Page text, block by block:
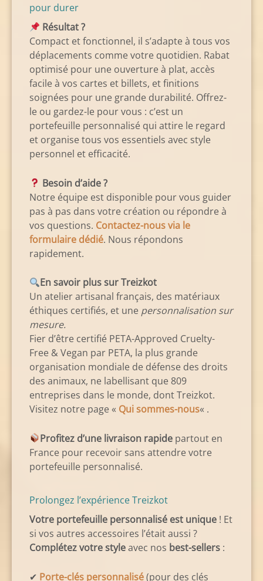
pour durer
Résultat ?
Compact et fonctionnel, il s’adapte à tous vos
déplacements comme votre quotidien. Rabat
optimisé pour une ouverture à plat, accès
facile à vos cartes et billets, et finitions
soignées pour une grande durabilité. Offrez-
le ou gardez-le pour vous : c’est un
portefeuille personnalisé qui attire le regard
et organise tous vos essentiels avec style
personnel et efficacité.
Besoin d’aide ?
Notre équipe est disponible pour vous guider
pas à pas dans votre création ou répondre à
vos questions. Contactez-nous via le
formulaire dédié. Nous répondons
rapidement.
En savoir plus sur Treizkot
Un atelier artisanal français, des matériaux
éthiques certifiés, et une personnalisation sur
mesure.
Fier d’être certifié PETA-Approved Cruelty-
Free & Vegan par PETA, la plus grande
organisation mondiale de défense des droits
des animaux, ne labellisant que 809
entreprises dans le monde, dont Treizkot.
Visitez notre page « Qui sommes-nous« .
Profitez d’une livraison rapide partout en
France pour recevoir sans attendre votre
portefeuille personnalisé.
Prolongez l’expérience Treizkot
Votre portefeuille personnalisé est unique ! Et
si vos autres accessoires l’était aussi ?
Complétez votre styleavec nos best-sellers :
✔ Porte-clés personnalisé(pour des clés